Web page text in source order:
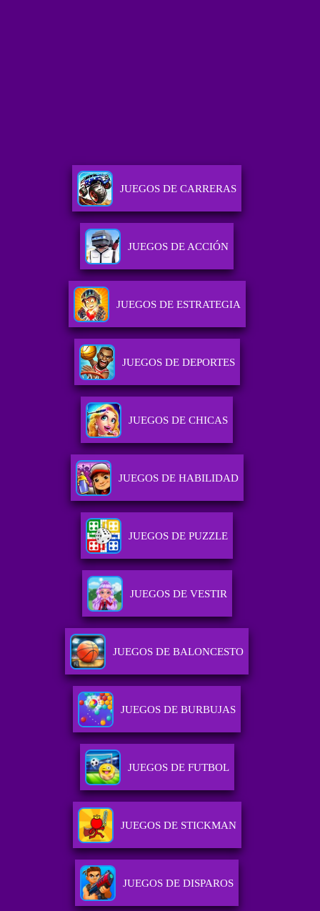
JUEGOS DE CARRERAS
JUEGOS DE ACCIÓN
JUEGOS DE ESTRATEGIA
JUEGOS DE DEPORTES
JUEGOS DE CHICAS
JUEGOS DE HABILIDAD
JUEGOS DE PUZZLE
JUEGOS DE VESTIR
JUEGOS DE BALONCESTO
JUEGOS DE BURBUJAS
JUEGOS DE FUTBOL
JUEGOS DE STICKMAN
JUEGOS DE DISPAROS